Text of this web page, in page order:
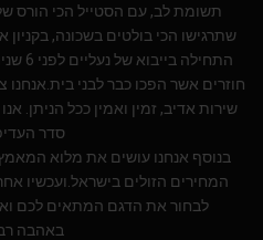
תשומת לב, עם הסטייל הכי הורס
שתרגישו הכי בולטים בשכונה,
שירות אדיב, זמין ואמין ככל הניתן.
סדר
בנוסף אנחנו עושים את מלוא
המחירים הזולים בישראל.ועכשיו
לבחור את הדגם המתאים לכם
באהבה